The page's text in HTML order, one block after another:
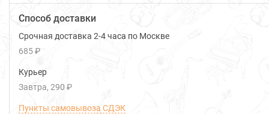
Способ доставки
Срочная доставка 2-4 часа по Москве
685 ₽
Курьер
Завтра 290 ₽
Пункты самовывоза СДЭК